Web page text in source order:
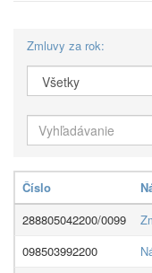
Zmluvy za rok:
Číslo
288805042200/0099
098503992200